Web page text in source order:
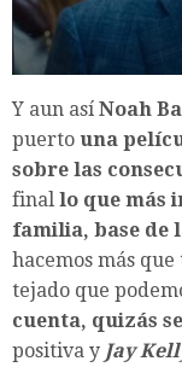
Y aun así Noah
puerto una
sobre las
final lo que más
familia, base de
hacemos más
tejado que
cuenta, quizás
positiva y Jay